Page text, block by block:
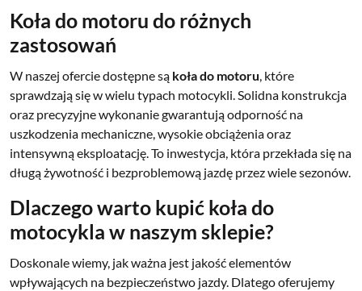
Koła do motoru do różnych
zastosowań
W naszej ofercie dostępne są koła do motoru, które
sprawdzają się w wielu typach motocykli. Solidna konstrukcja
oraz precyzyjne wykonanie gwarantują odporność na
uszkodzenia mechaniczne, wysokie obciążenia oraz
intensywną eksploatację. To inwestycja, która przekłada się na
długą żywotność i bezproblemową jazdę przez wiele sezonów.
Dlaczego warto kupić koła do
motocykla w naszym sklepie?
Doskonale wiemy, jak ważna jest jakość elementów
wpływających na bezpieczeństwo jazdy. Dlatego oferujemy